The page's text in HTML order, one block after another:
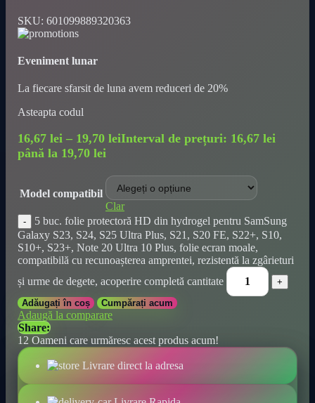
SKU: 601099889320363
Eveniment lunar
La fiecare sfarsit de luna avem reduceri de 20%
Asteapta codul
16,67 lei – 19,70 leiInterval de prețuri: 16,67 lei
până la 19,70 lei
Model compatibil
Clar
5 buc. folie protectoră HD din hydrogel pentru SamSung
Galaxy S23, S24, S25 Ultra Plus, S21, S20 FE, S22+, S10,
S10+, S23+, Note 20 Ultra 10 Plus, folie ecran moale,
compatibilă cu recunoașterea amprentei, rezistentă la zgârieturi
și urme de degete, acoperire completă cantitate
Adăugați în coș Cumpărați acum
Adaugă la comparare
Share:
12 Oameni care urmăresc acest produs acum!
Livrare direct la adresa